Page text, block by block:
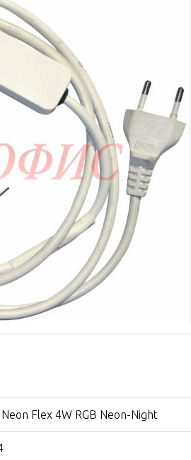
Neon Flex 4W RGB Neon-Night